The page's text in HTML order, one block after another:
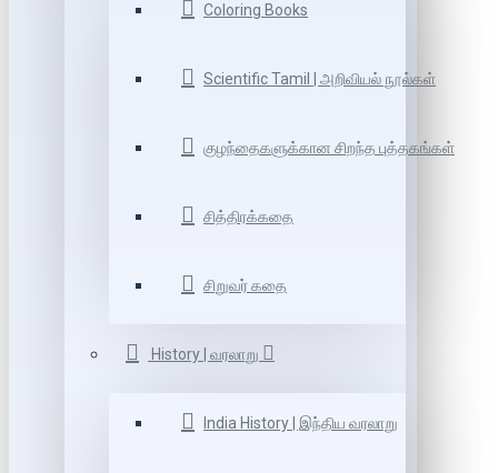
Coloring Books
Scientific Tamil | அறிவியல் நூல்கள்
குழந்தைகளுக்கான சிறந்த புத்தகங்கள்
சித்திரக்கதை
சிறுவர் கதை
History | வரலாறு
India History | இந்திய வரலாறு